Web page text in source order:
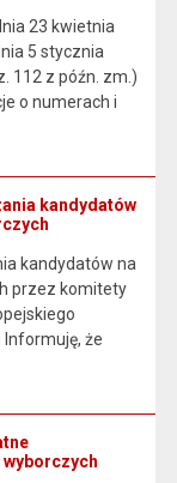
23 kwietnia
5 stycznia
112 z późn. zm.)
o numerach i
kandydatów
kandydatów na
przez komitety
że